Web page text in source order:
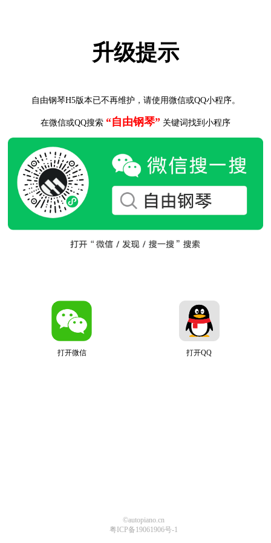
升级提示
自由钢琴H5版本已不再维护，请使用微信或QQ小程序。
在微信或QQ搜索 “自由钢琴” 关键词找到小程序
打开微信 打开QQ
©autopiano.cn
粤ICP备19061906号-1